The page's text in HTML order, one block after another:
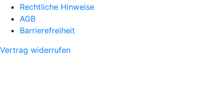
Rechtliche Hinweise
AGB
Barrierefreiheit
Vertrag widerrufen